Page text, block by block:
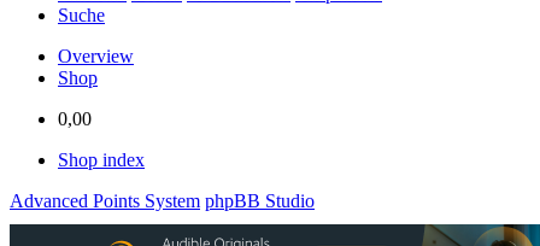
Suche
Overview
Shop
0,00
Shop index
Advanced Points System phpBB Studio